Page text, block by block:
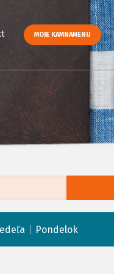
MOJE KAMNAMENU
Pondelok